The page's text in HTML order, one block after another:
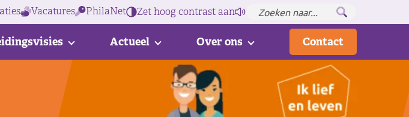
Vacatures PhilaNet Zet hoog contrast aan
Actueel Over ons Contact